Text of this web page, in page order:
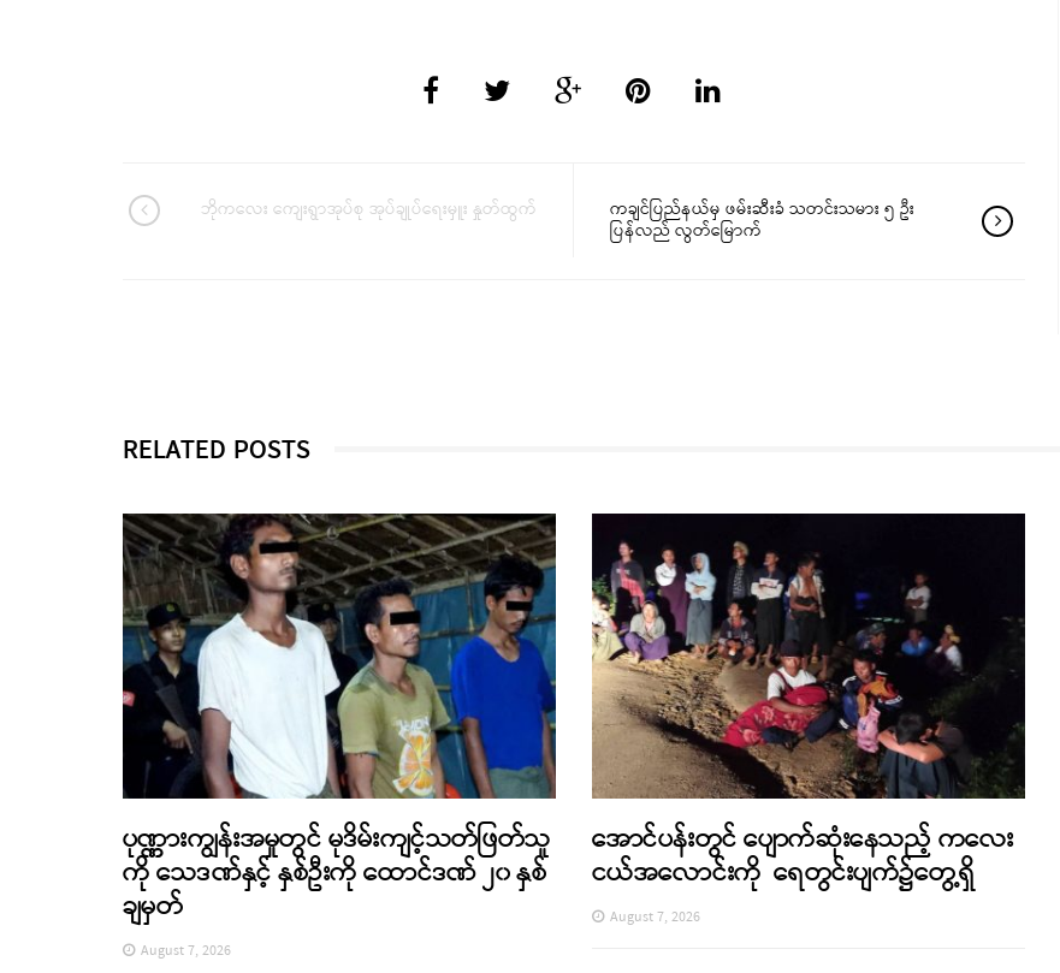
ဘိုကလေး ကျေးရွာအုပ်စု အုပ်ချုပ်ရေးမှူး နှုတ်ထွက် ကချင်ပြည်နယ်မှ ဖမ်းဆီးခံ သတင်းသမား ၅ ဦး
ပြန်လည် လွတ်မြောက်
RELATED POSTS
ပုဏ္ဏားကျွန်းအမှုတွင် မုဒိမ်းကျင့်သတ်ဖြတ်သူ
ကို သေဒဏ်နှင့် နှစ်ဦးကို ထောင်ဒဏ် ၂၀ နှစ်
ချမှတ်
August 7, 2026
အောင်ပန်းတွင် ပျောက်ဆုံးနေသည့် ကလေး
ငယ်အလောင်းကို ရေတွင်းပျက်၌တွေ့ရှိ
August 7, 2026